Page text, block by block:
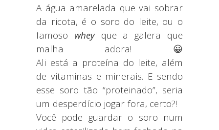
A água amarelada que vai sobrar
da ricota, é o soro do leite, ou o
famoso wheyque a galera que
malha adora! 😀
Ali está a proteína do leite, além
de vitaminas e minerais. E sendo
esse soro tão “proteinado”, seria
um desperdício jogar fora, certo?!
Você pode guardar o soro num